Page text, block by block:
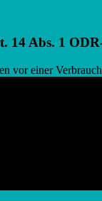
14 Abs. 1
vor einer